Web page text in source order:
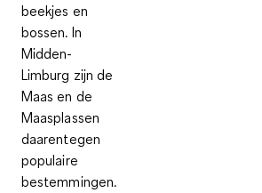
beekjes en
bossen. In
Midden-
Limburg zijn de
Maas en de
Maasplassen
daarentegen
populaire
bestemmingen.